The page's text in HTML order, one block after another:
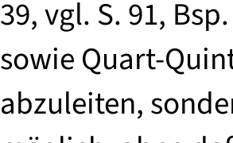
39, vgl. S. 91,
sowie Quart-
abzuleiten,